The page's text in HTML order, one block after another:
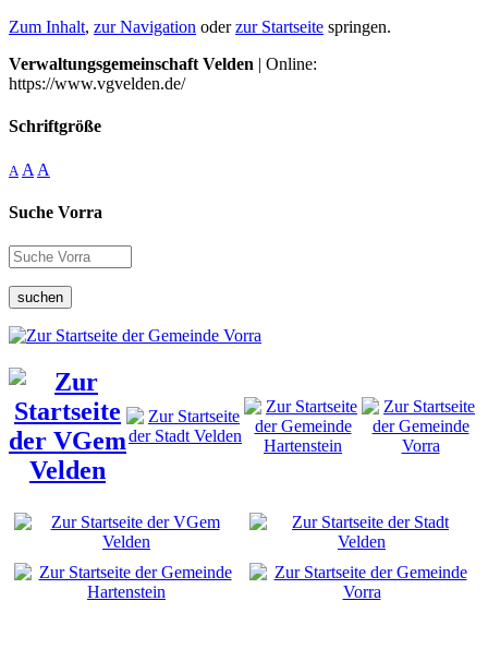
Zum Inhalt, zur Navigation oderzur Startseite springen.
Verwaltungsgemeinschaft Velden | Online:
https://www.vgvelden.de/
Schriftgröße
A A A
Suche Vorra
suchen